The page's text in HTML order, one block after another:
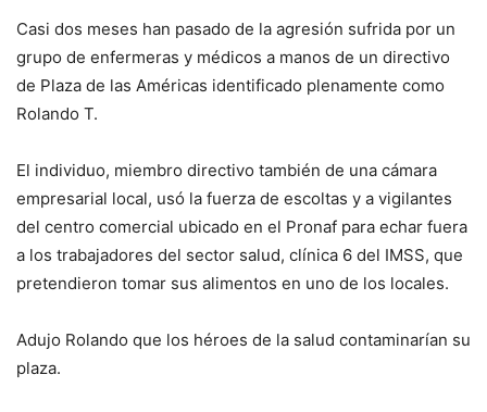
Casi dos meses han pasado de la agresión sufrida por un
grupo de enfermeras y médicos a manos de un directivo
de Plaza de las Américas identificado plenamente como
Rolando T.
El individuo, miembro directivo también de una cámara
empresarial local, usó la fuerza de escoltas y a vigilantes
del centro comercial ubicado en el Pronaf para echar fuera
a los trabajadores del sector salud, clínica 6 del IMSS, que
pretendieron tomar sus alimentos en uno de los locales.
Adujo Rolando que los héroes de la salud contaminarían su
plaza.